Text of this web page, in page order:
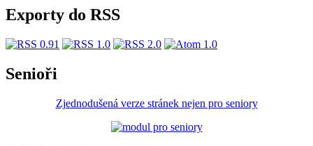
Exporty do RSS
Senioři
Zjednodušená verze stránek nejen pro seniory